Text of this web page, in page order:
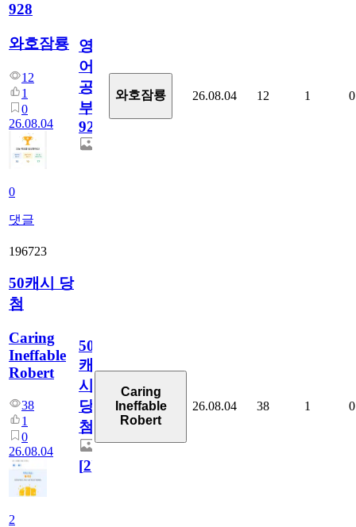
928
와호잠룡
12
1
0
26.08.04
0
댓글
영
어
공
부
928
와호잠룡 26.08.04 12 1 0
196723
50캐시 당
첨
Caring
Ineffable
Robert
38
1
0
26.08.04
2
50
캐
시
당
첨
[2]
Caring
Ineffable
Robert
26.08.04 38 1 0